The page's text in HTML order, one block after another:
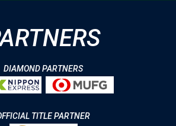
DIAMOND PARTNERS
TITLE PARTNER